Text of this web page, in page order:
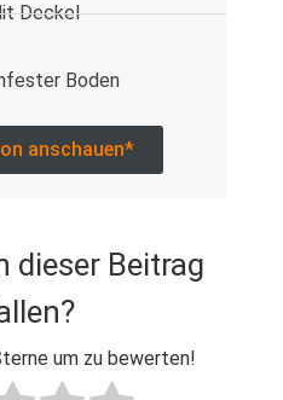
Deckel
Boden
anschauen*
dieser Beitrag
um zu bewerten!